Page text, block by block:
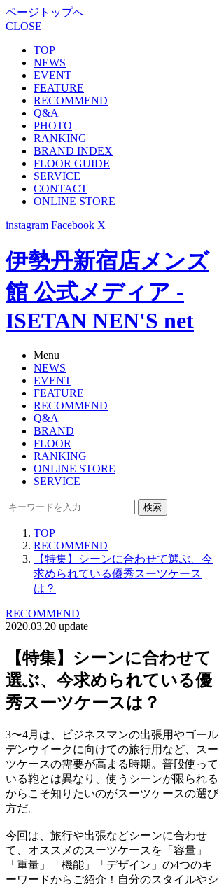
ページトップへ
CLOSE
TOP
NEWS
EVENT
FEATURE
RECOMMEND
Q&A
PHOTO
RANKING
BRAND INDEX
FLOOR GUIDE
SERVICE
CONTACT
ONLINE STORE
instagram Facebook X
伊勢丹新宿店メンズ
館 公式メディア -
ISETAN NEN'S net
Menu
NEWS
EVENT
FEATURE
RECOMMEND
Q&A
BRAND
FLOOR
RANKING
ONLINE STORE
SERVICE
検索
TOP
RECOMMEND
【特集】シーンに合わせて選ぶ、今
求められている優秀スーツケース
は？
RECOMMEND
2020.03.20 update
【特集】シーンに合わせて
選ぶ、今求められている優
秀スーツケースは？
3〜4月は、ビジネスマンの出張用やゴール
デンウイークに向けての旅行用など、スー
ツケースの需要が高まる時期。普段使って
いる鞄とは異なり、使うシーンが限られる
からこそ知りたいのがスーツケースの選び
方だ。
今回は、旅行や出張などシーンに合わせ
て、オススメのスーツケースを「容量」
「重量」「機能」「デザイン」の4つのキ
ーワードからご紹介！自分のスタイルやシ